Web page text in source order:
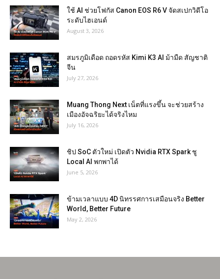
ใช้ AI ช่วยโฟกัส Canon EOS R6 V จัดสเปกวิดีโอ
ระดับไฮเอนด์
August 3, 2026
สมรภูมิเดือด ถอดรหัส Kimi K3 AI ม้ามืด สัญชาติ
จีน
July 27, 2026
Muang Thong Next เน็ตที่แรงขึ้น จะช่วยสร้าง
เมืองอัจฉริยะได้จริงไหม
July 16, 2026
ชิป SoC ตัวใหม่ เปิดตัว Nvidia RTX Spark ชู
Local AI พกพาได้
June 5, 2026
ข้ามเวลาแบบ 4D นิทรรศการเสมือนจริง Better
World, Better Future
May 2, 2026